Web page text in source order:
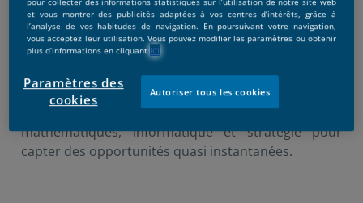
Autrefois réservée aux grandes institutions
financières et aux hedge funds, cette pratique s’est
imposée comme un levier majeur de liquidité sur les
marchés mondiaux. Le HFT combine finance,
mathématiques, informatique et stratégie pour
capter des opportunités quasi instantanées.
et vous montrer des publicités adaptées à vos centres d’intérêts, grâce à
l’analyse de vos habitudes de navigation. En poursuivant votre navigation,
vous acceptez leur utilisation. Vous pouvez modifier les paramètres ou obtenir
plus d’informations en cliquant ICI
Paramètres des
cookies
Autoriser tous les cookies